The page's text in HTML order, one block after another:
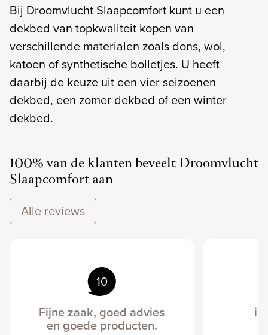
Bij Droomvlucht Slaapcomfort kunt u een
dekbed van topkwaliteit kopen van
verschillende materialen zoals dons, wol,
katoen of synthetische bolletjes. U heeft
daarbij de keuze uit een vier seizoenen
dekbed, een zomer dekbed of een winter
dekbed.
100% van de klanten beveelt Droomvlucht
Slaapcomfort aan
Alle reviews
10
Fijne zaak, goed advies
en goede producten.
ik